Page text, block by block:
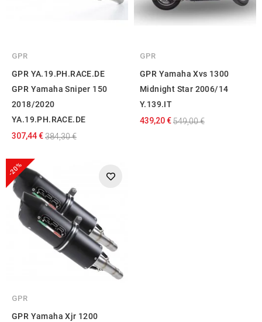
GPR
GPR YA.19.PH.RACE.DE
GPR Yamaha Sniper 150
2018/2020
YA.19.PH.RACE.DE
307,44 €384,30 €
GPR
GPR Yamaha Xvs 1300
Midnight Star 2006/14
Y.139.IT
439,20 €549,00 €
-20%
GPR
GPR Yamaha Xjr 1200